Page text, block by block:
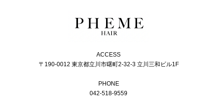
ACCESS
〒190-0012 東京都立川市曙町2-32-3 立川三和ビル1F
PHONE
042-518-9559